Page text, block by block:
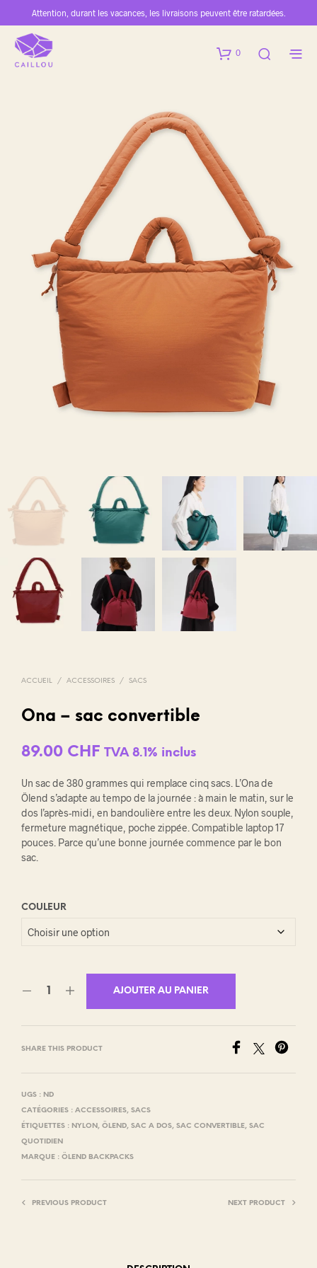
Attention, durant les vacances, les livraisons peuvent être ratardées.
0
ACCUEIL / ACCESSOIRES / SACS
Ona – sac convertible
89.00 CHF TVA 8.1% inclus
Un sac de 380 grammes qui remplace cinq sacs. L’Ona de
Ölend s’adapte au tempo de la journée : à main le matin, sur le
dos l’après-midi, en bandoulière entre les deux. Nylon souple,
fermeture magnétique, poche zippée. Compatible laptop 17
pouces. Parce qu’une bonne journée commence par le bon
sac.
COULEUR
AJOUTER AU PANIER
SHARE THIS PRODUCT
UGS : ND
CATÉGORIES : ACCESSOIRES, SACS
ÉTIQUETTES : NYLON , ÖLEND, SAC A DOS, SAC CONVERTIBLE, SAC
QUOTIDIEN
MARQUE : ÖLEND BACKPACKS
PREVIOUS PRODUCT NEXT PRODUCT